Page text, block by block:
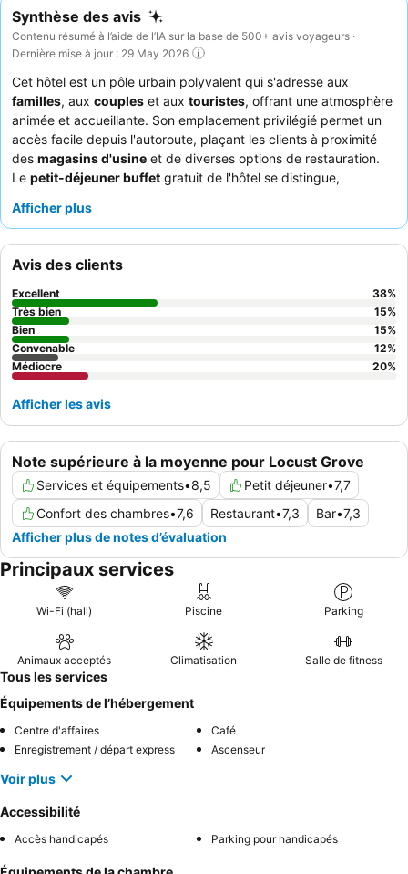
Synthèse des avis
Contenu résumé à l’aide de l’IA sur la base de 500+ avis voyageurs ·
Dernière mise à jour : 29 May 2026
Cet hôtel est un pôle urbain polyvalent qui s'adresse aux
familles, aux couples et aux touristes, offrant une atmosphère
animée et accueillante. Son emplacement privilégié permet un
accès facile depuis l'autoroute, plaçant les clients à proximité
des magasins d'usine et de diverses options de restauration.
Le petit-déjeuner buffet gratuit de l'hôtel se distingue,
chauds et froids et son café de qualité. Les clients apprécient
de la réception, pour son professionnalisme et sa prévenance.
Pour un séjour plus confortable, pensez à demander une
chambre au rez-de-chaussée
animaux de compagnie et de minimiser l'utilisation de
l'ascenseur.
Afficher plus
Note supérieure à la moyenne pour Locust Grove
Services et équipements•8,5 Petit déjeuner•7,7
Confort des chambres•7,6 Restaurant•7,3 Bar•7,3
Afficher plus de notes d’évaluation
Avis des clients
Excellent 38%
Très bien
15%
Bien
15%
Convenable
12%
Médiocre
20%
Afficher les avis
Principaux services
Wi-Fi (hall) Piscine Parking
Animaux acceptés Climatisation Salle de fitness
Tous les services
Équipements de l’hébergement
Centre d'affaires
Café
Enregistrement / départ express
Ascenseur
Voir plus
Accessibilité
Accès handicapés Parking pour handicapés